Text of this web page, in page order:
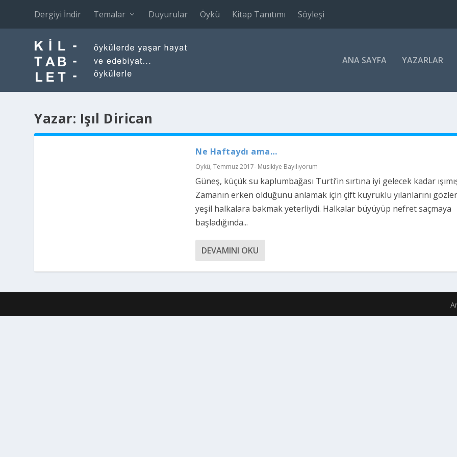
Dergiyi İndir Temalar Duyurular Öykü Kitap Tanıtımı Söyleşi
ANA SAYFA YAZARLAR
Yazar: Işıl Dirican
Ne Haftaydı ama…
Öykü,Temmuz 2017- Musikiye Bayılıyorum
Güneş, küçük su kaplumbağası Turti’in sırtına iyi gelecek kadar
Zamanın erken olduğunu anlamak için çift kuyruklu yılanlarını
yeşil halkalara bakmak yeterliydi. Halkalar büyüyüp nefret saçmaya
başladığında...
DEVAMINI OKU